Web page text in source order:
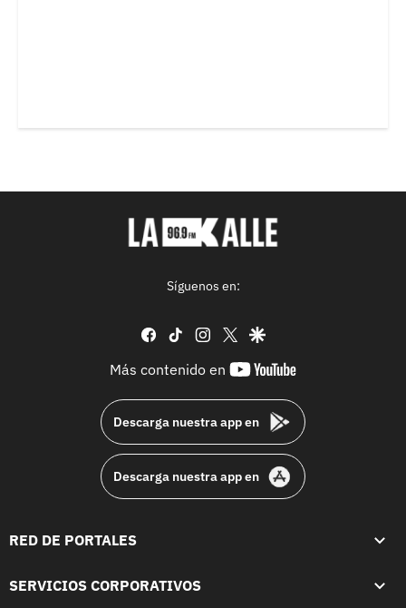
Síguenos en:
facebook
tiktok instagram
twittergoogle
Más contenido en
youtube-
Descarga nuestra app en
Descarga nuestra app en
RED DE PORTALES
SERVICIOS CORPORATIVOS